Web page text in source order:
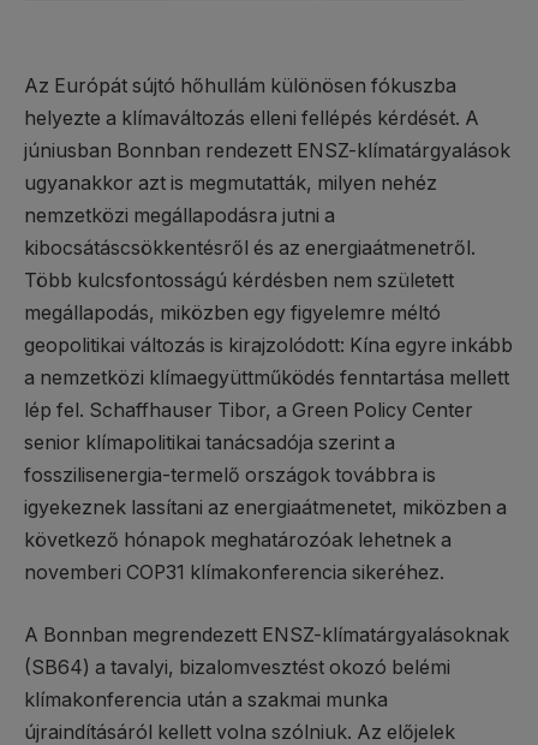
Az Európát sújtó hőhullám különösen fókuszba
helyezte a klímaváltozás elleni fellépés kérdését. A
júniusban Bonnban rendezett ENSZ-klímatárgyalások
ugyanakkor azt is megmutatták, milyen nehéz
nemzetközi megállapodásra jutni a
kibocsátáscsökkentésről és az energiaátmenetről.
Több kulcsfontosságú kérdésben nem született
megállapodás, miközben egy figyelemre méltó
geopolitikai változás is kirajzolódott: Kína egyre inkább
a nemzetközi klímaegyüttműködés fenntartása mellett
lép fel. Schaffhauser Tibor, a Green Policy Center
senior klímapolitikai tanácsadója szerint a
fosszilisenergia-termelő országok továbbra is
igyekeznek lassítani az energiaátmenetet, miközben a
következő hónapok meghatározóak lehetnek a
novemberi COP31 klímakonferencia sikeréhez.
A Bonnban megrendezett ENSZ-klímatárgyalásoknak
(SB64) a tavalyi, bizalomvesztést okozó belémi
klímakonferencia után a szakmai munka
újraindításáról kellett volna szólniuk. Az előjelek